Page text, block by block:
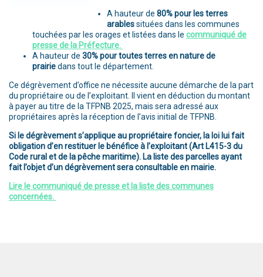
A hauteur de80% pour lesterres
arablessituées dans les communes
touchées par les orages et listées dans le communiqué de
presse de la Préfecture.
A hauteur de 30% pour toutesterres en nature de
prairiedans tout le département.
Ce dégrèvement d’office ne nécessite aucune démarche de la part
du propriétaire ou de l’exploitant. Il vient en déduction du montant
à payer au titre de la TFPNB 2025, mais sera adressé aux
propriétaires après la réception de l’avis initial de TFPNB.
Si le dégrèvement s’applique au propriétaire foncier, la loi lui fait
obligation d’en restituer le bénéfice à l’exploitant (Art L415-3 du
Code rural et de la pêche maritime). La liste des parcelles ayant
fait l’objet d’un dégrèvement sera consultable en mairie.
Lire le communiqué de presse et la liste des communes
concernées.